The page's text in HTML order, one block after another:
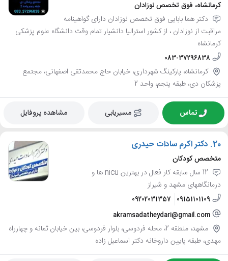
کرمانشاه، فوق تخصص نوزادان
دکتر هما بابایی فوق تخصص نوزادان دارای گواهینامه
مراقبت از نوزادان ، از کشور استرالیا دانشیار تمام وقت دانشگاه علوم پزشکی
کرمانشاه
083-37296838
کرمانشاه، پارکینگ شهرداری، خیابان حاج محمدتقی اصفهانی، مجتمع
پزشکان دی، طبقه پنجم، واحد 2
تماس مسیریابی مشاهده پروفایل
20. دکتر اکرم سادات حیدری
متخصص کودکان
12 سال سابقه کار فعال در بهترین nicu ها و
درمانگاههای مشهد و شیراز
09151101109
09202031357
akramsadatheydari@gmail.com
مشهد، منطقه 2، محله فردوسی، بلوار فردوسی، بین خیابان ثمانه و چهارراه
مهدی، طبقه پایین داروخانه دکتر اسماعیل زاده